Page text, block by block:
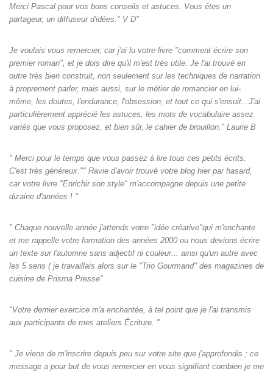
Merci Pascal pour vos bons conseils et astuces. Vous êtes un
partageur, un diffuseur d'idées." V D"
Je voulais vous remercier, car j'ai lu votre livre "comment écrire son
premier roman", et je dois dire qu'il m'est très utile. Je l'ai trouvé en
outre très bien construit, non seulement sur les techniques de narration
à proprement parler, mais aussi, sur le métier de romancier en lui-
même, les doutes, l'endurance, l'obsession, et tout ce qui s'ensuit...J'ai
particulièrement apprécié les astuces, les mots de vocabulaire assez
variés que vous proposez, et bien sûr, le cahier de brouillon." Laurie B
" Merci pour le temps que vous passez à lire tous ces petits écrits.
C'est très généreux."" Ravie d'avoir trouvé votre blog hier par hasard,
car votre livre "Enrichir son style" m'accompagne depuis une petite
dizaine d'années ! "
" Chaque nouvelle année j'attends votre "idée créative"qui m'enchante
et me rappelle votre formation des années 2000 ou nous devions écrire
un texte sur l'automne sans adjectif ni couleur... ainsi qu'un autre avec
les 5 sens ( je travaillais alors sur le "Trio Gourmand" des magazines de
cuisine de Prisma Presse"
"Votre dernier exercice m'a enchantée, à tel point que je l'ai transmis
aux participants de mes ateliers Écriture. "
" Je viens de m'inscrire depuis peu sur votre site que j'approfondis ; ce
message a pour but de vous remercier en vous signifiant combien je me